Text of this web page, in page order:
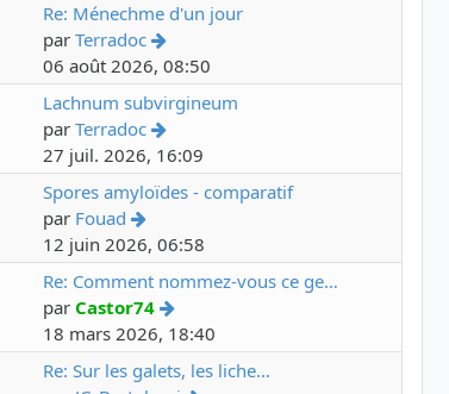
Re: Ménechme d'un jour
par Terradoc
06 août 2026, 08:50
Lachnum subvirgineum
par Terradoc
27 juil. 2026, 16:09
Spores amyloïdes - comparatif
par Fouad
12 juin 2026, 06:58
Re: Comment nommez-vous ce ge…
par Castor74
18 mars 2026, 18:40
Re: Sur les galets, les liche…